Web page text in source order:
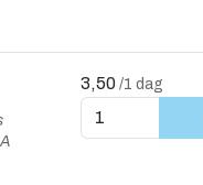
3,50 /1 dag